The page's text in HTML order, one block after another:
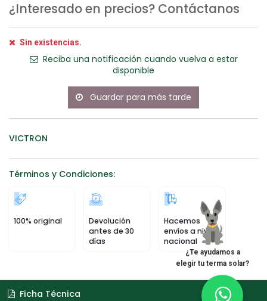
¿Interesado en precios? Contáctanos
Sin existencias.
Reciba una notificación cuando vuelva a estar
disponible
Guardar para más tarde
VICTRON
Términos y Condiciones:
100% original
Devolución
antes de 30
días
Hacemos
envíos a nivel
nacional
Ficha Técnica
¿Te ayudamos a
elegir tu terma solar?